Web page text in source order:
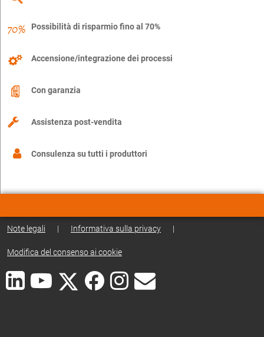
Possibilità di risparmio fino al 70%
Accensione/integrazione dei processi
Con garanzia
Assistenza post-vendita
Consulenza su tutti i produttori
Note legali | Informativa sulla privacy |
Modifica del consenso ai cookie